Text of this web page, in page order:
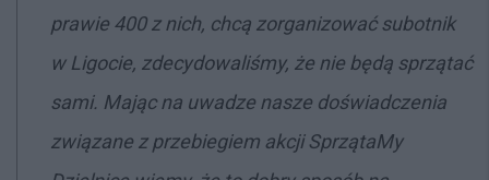
prawie 400 z nich, chcą zorganizować subotnik
w Ligocie, zdecydowaliśmy, że nie będą sprzątać
sami. Mając na uwadze nasze doświadczenia
związane z przebiegiem akcji SprzątaMy